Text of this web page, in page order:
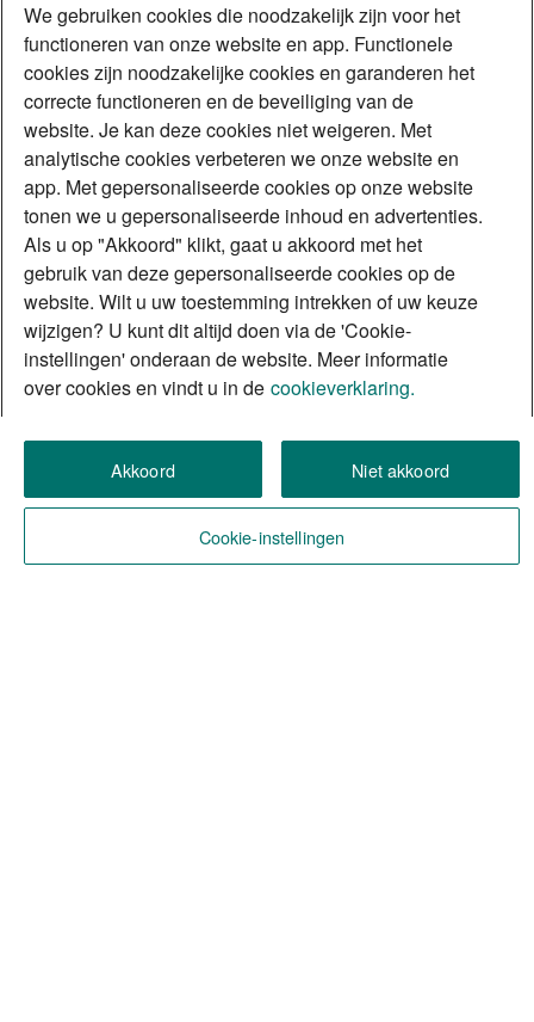
We gebruiken cookies die noodzakelijk zijn voor het
functioneren van onze website en app. Functionele
cookies zijn noodzakelijke cookies en garanderen het
correcte functioneren en de beveiliging van de
website. Je kan deze cookies niet weigeren. Met
analytische cookies verbeteren we onze website en
app. Met gepersonaliseerde cookies op onze website
tonen we u gepersonaliseerde inhoud en advertenties.
Als u op "Akkoord" klikt, gaat u akkoord met het
gebruik van deze gepersonaliseerde cookies op de
website. Wilt u uw toestemming intrekken of uw keuze
wijzigen? U kunt dit altijd doen via de 'Cookie-
instellingen' onderaan de website. Meer informatie
over cookies en vindt u in de cookieverklaring.
Akkoord Niet akkoord
Cookie-instellingen